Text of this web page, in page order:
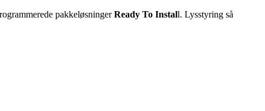
pakkeløsningerReady To Install. Lysstyring så